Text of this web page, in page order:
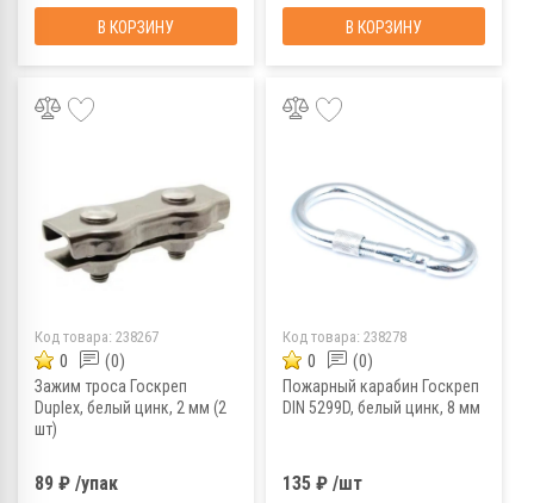
В КОРЗИНУ В КОРЗИНУ
Код товара: 238267
0 (0)
Зажим троса Госкреп
Duplex, белый цинк, 2 мм (2
шт)
89 ₽ /упак
Код товара: 238278
0 (0)
Пожарный карабин Госкреп
DIN 5299D, белый цинк, 8 мм
135 ₽ /шт